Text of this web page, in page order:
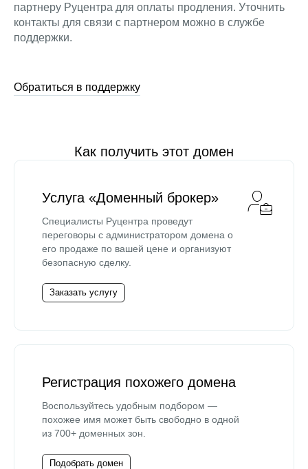
партнеру Руцентра для оплаты продления. Уточнить
контакты для связи с партнером можно в службе
поддержки.
Обратиться в поддержку
Как получить этот домен
Услуга «Доменный брокер»
Специалисты Руцентра проведут
переговоры с администратором домена о
его продаже по вашей цене и организуют
безопасную сделку.
Заказать услугу
Регистрация похожего домена
Воспользуйтесь удобным подбором —
похожее имя может быть свободно в одной
из 700+ доменных зон.
Подобрать домен